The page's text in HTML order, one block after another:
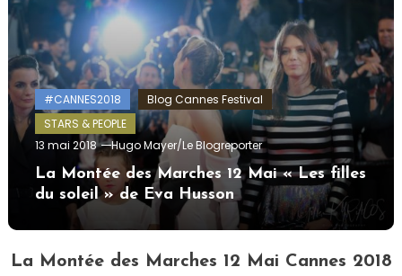
#CANNES2018
Blog Cannes Festival
STARS & PEOPLE
13 mai 2018
Hugo Mayer/Le Blogreporter
La Montée des Marches 12 Mai « Les filles
du soleil » de Eva Husson
La Montée des Marches 12 Mai Cannes 2018